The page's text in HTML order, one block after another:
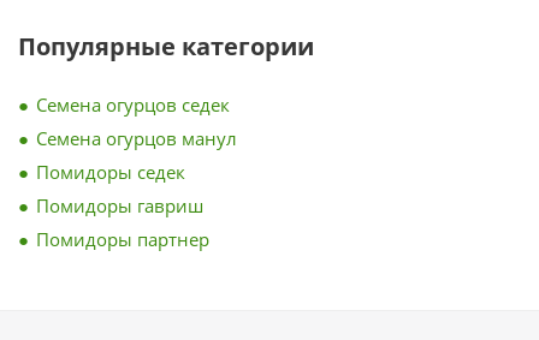
Популярные категории
Семена огурцов седек
Семена огурцов манул
Помидоры седек
Помидоры гавриш
Помидоры партнер